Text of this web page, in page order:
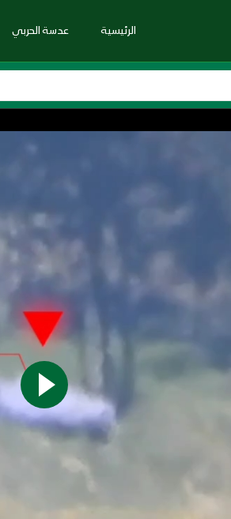
الرئيسية عدسة الحربي